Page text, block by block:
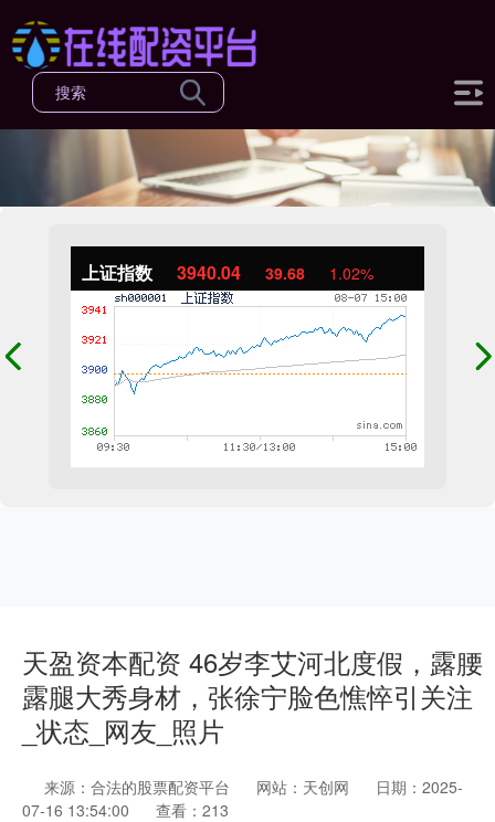
上证指数 3940.04 39.68 1.02%
天盈资本配资 46岁李艾河北度假，露腰
露腿大秀身材，张徐宁脸色憔悴引关注
_状态_网友_照片
来源：合法的股票配资平台 网站：天创网
日期：2025-
07-16 13:54:00
查看：213